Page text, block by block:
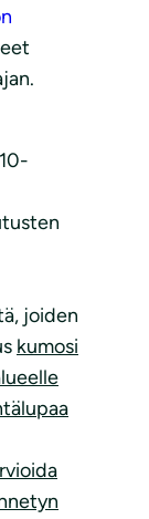
joiden
kumosi